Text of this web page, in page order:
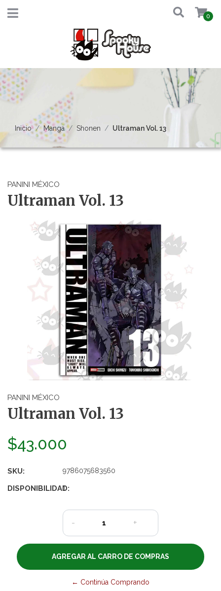
0
Inicio Manga Shonen Ultraman Vol. 13
PANINI MÉXICO
Ultraman Vol. 13
PANINI MÉXICO
Ultraman Vol. 13
$43.000
SKU: 9786075683560
DISPONIBILIDAD:
1
- +
← Continúa Comprando